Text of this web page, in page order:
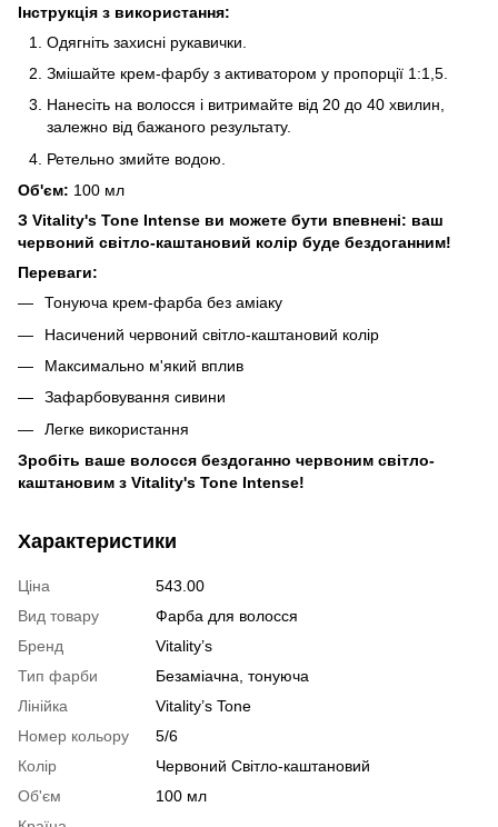
Інструкція з використання:
Одягніть захисні рукавички.
Змішайте крем-фарбу з активатором у пропорції 1:1,5.
Нанесіть на волосся і витримайте від 20 до 40 хвилин,
залежно від бажаного результату.
Ретельно змийте водою.
Об'єм: 100 мл
З Vitality's Tone Intense ви можете бути впевнені: ваш
червоний світло-каштановий колір буде бездоганним!
Переваги:
Тонуюча крем-фарба без аміаку
Насичений червоний світло-каштановий колір
Максимально м'який вплив
Зафарбовування сивини
Легке використання
Зробіть ваше волосся бездоганно червоним світло-
каштановим з Vitality's Tone Intense!
Характеристики
Ціна
543.00
Вид товару
Фарба для волосся
Бренд
Vitality’s
Тип фарби
Безаміачна, тонуюча
Лінійка
Vitality’s Tone
Номер кольору
5/6
Колір
Червоний Світло-каштановий
Об'єм
100 мл